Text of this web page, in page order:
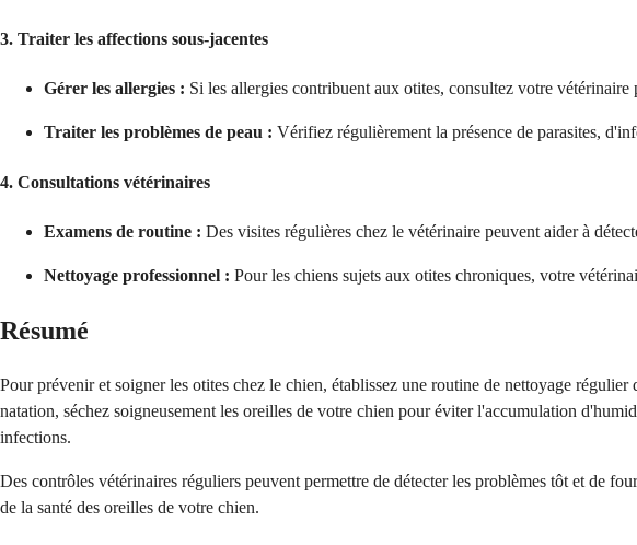
3. Traiter les affections sous-jacentes
Gérer les allergies : Si les allergies contribuent aux otites, consultez votre
Traiter les problèmes de peau : Vérifiez régulièrement la présence de parasites,
4. Consultations vétérinaires
Examens de routine : Des visites régulières chez le vétérinaire peuvent aider à
Nettoyage professionnel : Pour les chiens sujets aux otites chroniques, votre
Résumé
Pour prévenir et soigner les otites chez le chien, établissez une routine de nettoyage
natation, séchez soigneusement les oreilles de votre chien pour éviter l'accumulation
infections.
Des contrôles vétérinaires réguliers peuvent permettre de détecter les problèmes tôt et de
de la santé des oreilles de votre chien.